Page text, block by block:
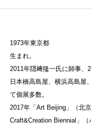
1973年東京都
生まれ。
2011年隠﨑隆一氏に師事、
日本橋高島屋、横浜高島屋
て個展多数。
2017年「Art Beijing」（北
Craft&Creation Biennial」